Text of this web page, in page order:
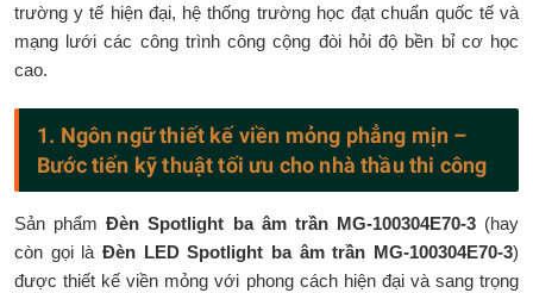
trường y tế hiện đại, hệ thống trường học đạt chuẩn quốc tế và
mạng lưới các công trình công cộng đòi hỏi độ bền bỉ cơ học
cao.
1. Ngôn ngữ thiết kế viền mỏng phẳng mịn –
Bước tiến kỹ thuật tối ưu cho nhà thầu thi công
Sản phẩmĐèn Spotlight ba âm trần MG-100304E70-3(hay
còn gọi là Đèn LED Spotlight ba âm trần MG-100304E70-3)
được thiết kế viền mỏng với phong cách hiện đại và sang trọng